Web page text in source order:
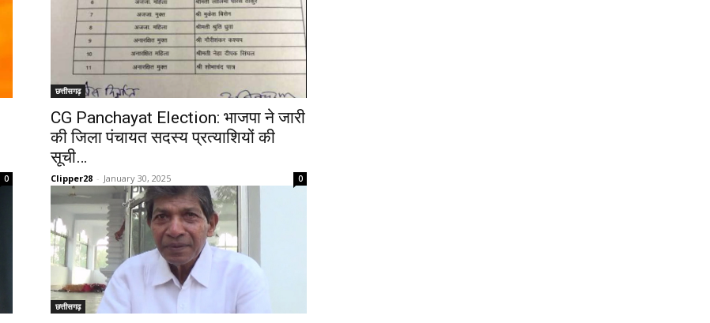
0
छत्तीसगढ़
CG Panchayat Election: भाजपा ने जारी
की जिला पंचायत सदस्य प्रत्याशियों की
सूची…
Clipper28 - January 30, 2025 0
छत्तीसगढ़